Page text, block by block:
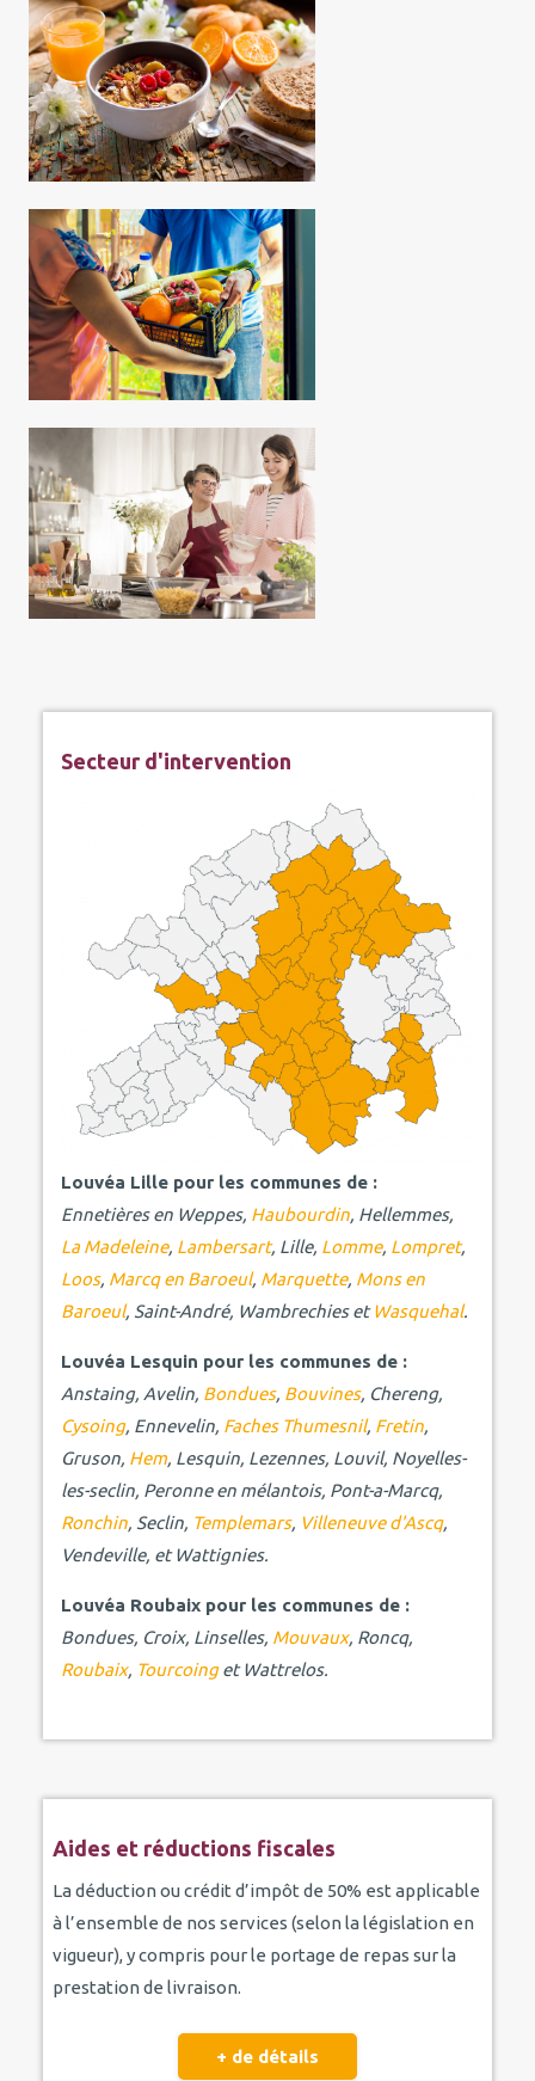
Secteur d'intervention
Louvéa Lille pour les communes de :
Ennetières en Weppes, Haubourdin, Hellemmes,
La Madeleine, Lambersart, Lille, Lomme, Lompret,
Loos, Marcq en Baroeul, Marquette, Mons en
Baroeul, Saint-André, Wambrechies etWasquehal.
Louvéa Lesquin pour les communes de :
Anstaing, Avelin, Bondues, Bouvines, Chereng,
Cysoing, Ennevelin, Faches Thumesnil, Fretin,
Gruson, Hem, Lesquin, Lezennes, Louvil, Noyelles-
les-seclin, Peronne en mélantois, Pont-a-Marcq,
Ronchin, Seclin, Templemars, Villeneuve d'Ascq,
Vendeville, et Wattignies.
Louvéa Roubaix pour les communes de :
Bondues, Croix, Linselles, Mouvaux, Roncq,
Roubaix, Tourcoinget Wattrelos.
Aides et réductions fiscales
La déduction ou crédit d’impôt de 50% est applicable
à l’ensemble de nos services (selon la législation en
vigueur), y compris pour le portage de repas sur la
prestation de livraison.
+ de détails